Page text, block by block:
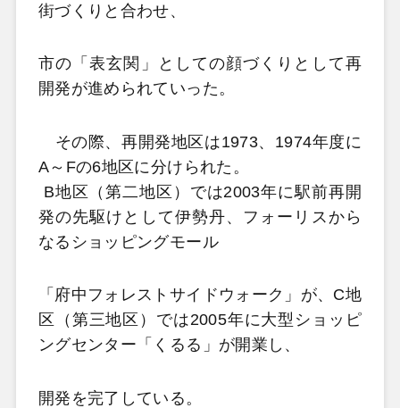
街づくりと合わせ、
市の「表玄関」としての顔づくりとして再
開発が進められていった。
その際、再開発地区は1973、1974年度に
A～Fの6地区に分けられた。
B地区（第二地区）では2003年に駅前再開
発の先駆けとして伊勢丹、フォーリスから
なるショッピングモール
「府中フォレストサイドウォーク」が、C地
区（第三地区）では2005年に大型ショッピ
ングセンター「くるる」が開業し、
開発を完了している。